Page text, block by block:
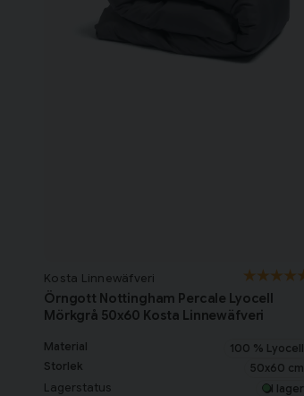
Kosta Linnewäfveri
Örngott Nottingham Percale Lyocell
Mörkgrå 50x60 Kosta Linnewäfveri
Material
100 % Lyocell
Storlek
50x60 cm
Lagerstatus I lager